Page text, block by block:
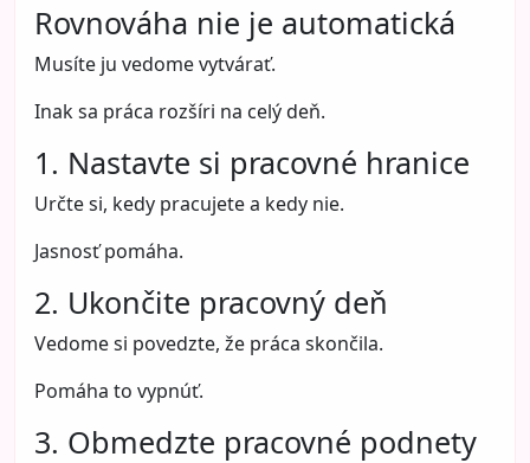
Rovnováha nie je automatická
Musíte ju vedome vytvárať.
Inak sa práca rozšíri na celý deň.
1. Nastavte si pracovné hranice
Určte si, kedy pracujete a kedy nie.
Jasnosť pomáha.
2. Ukončite pracovný deň
Vedome si povedzte, že práca skončila.
Pomáha to vypnúť.
3. Obmedzte pracovné podnety